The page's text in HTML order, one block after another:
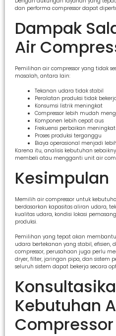
dan performa compressor dapat
Dampak
Air
Pemilihan air compressor yang tidak
masalah, antara lain:
Tekanan udara tidak stabil
Peralatan produksi tidak
Konsumsi listrik meningkat
Compressor lebih mudah
Komponen lebih cepat aus
Frekuensi perbaikan meningkat
Proses produksi terganggu
Biaya operasional menjadi
Karena itu, analisis kebutuhan
membeli atau mengganti unit air
Kesimpulan
Memilih air compressor untuk
berdasarkan kapasitas aliran udara,
kualitas udara, kondisi lokasi
produksi.
Pemilihan yang tepat akan
udara bertekanan yang stabil, efisien,
compressor, perusahaan juga perlu
dryer, filter, jaringan pipa, dan sistem
seluruh sistem dapat bekerja secara
Kebutuhan